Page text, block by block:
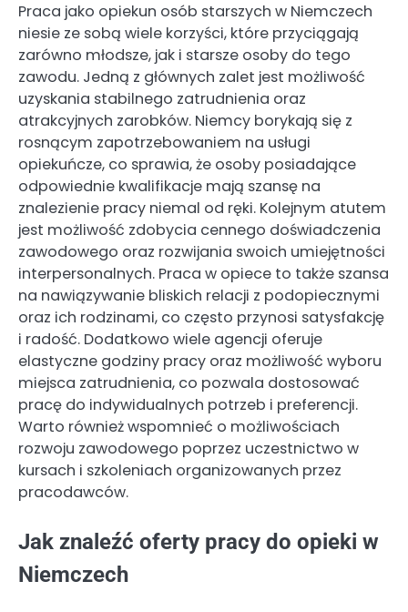
Praca jako opiekun osób starszych w Niemczech
niesie ze sobą wiele korzyści, które przyciągają
zarówno młodsze, jak i starsze osoby do tego
zawodu. Jedną z głównych zalet jest możliwość
uzyskania stabilnego zatrudnienia oraz
atrakcyjnych zarobków. Niemcy borykają się z
rosnącym zapotrzebowaniem na usługi
opiekuńcze, co sprawia, że osoby posiadające
odpowiednie kwalifikacje mają szansę na
znalezienie pracy niemal od ręki. Kolejnym atutem
jest możliwość zdobycia cennego doświadczenia
zawodowego oraz rozwijania swoich umiejętności
interpersonalnych. Praca w opiece to także szansa
na nawiązywanie bliskich relacji z podopiecznymi
oraz ich rodzinami, co często przynosi satysfakcję
i radość. Dodatkowo wiele agencji oferuje
elastyczne godziny pracy oraz możliwość wyboru
miejsca zatrudnienia, co pozwala dostosować
pracę do indywidualnych potrzeb i preferencji.
Warto również wspomnieć o możliwościach
rozwoju zawodowego poprzez uczestnictwo w
kursach i szkoleniach organizowanych przez
pracodawców.
Jak znaleźć oferty pracy do opieki w
Niemczech